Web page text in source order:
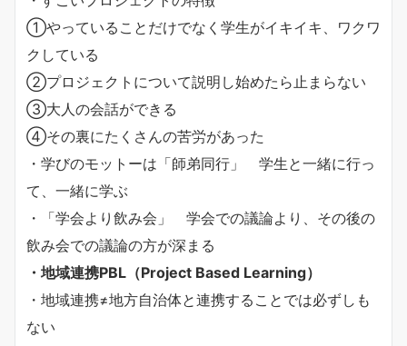
①やっていることだけでなく学生がイキイキ、ワクワ
クしている
②プロジェクトについて説明し始めたら止まらない
③大人の会話ができる
④その裏にたくさんの苦労があった
・学びのモットーは「師弟同行」 学生と一緒に行っ
て、一緒に学ぶ
・「学会より飲み会」 学会での議論より、その後の
飲み会での議論の方が深まる
・地域連携PBL（Project Based Learning）
・地域連携≠地方自治体と連携することでは必ずしも
ない